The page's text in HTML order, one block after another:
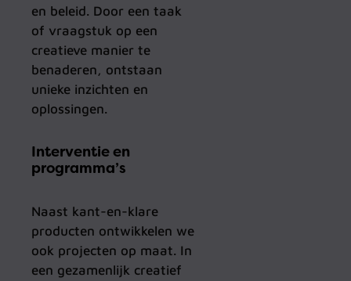
en beleid. Door een taak
of vraagstuk op een
creatieve manier te
benaderen, ontstaan
unieke inzichten en
oplossingen.
Interventie en
programma’s
Naast kant-en-klare
producten ontwikkelen we
ook projecten op maat. In
een gezamenlijk creatief